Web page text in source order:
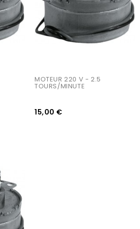
MOTEUR 220 V - 2.5
TOURS/MINUTE
15,00 €